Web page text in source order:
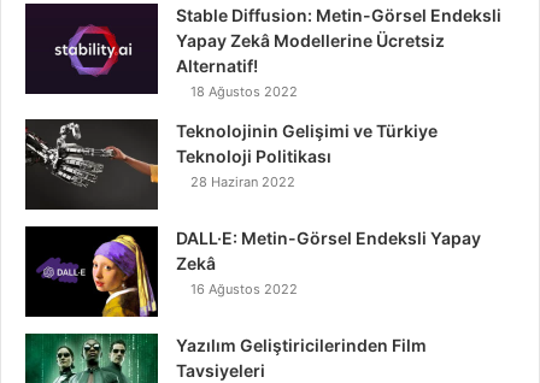
Stable Diffusion: Metin-Görsel Endeksli
Yapay Zekâ Modellerine Ücretsiz
Alternatif!
18 Ağustos 2022
Teknolojinin Gelişimi ve Türkiye
Teknoloji Politikası
28 Haziran 2022
DALL·E: Metin-Görsel Endeksli Yapay
Zekâ
16 Ağustos 2022
Yazılım Geliştiricilerinden Film
Tavsiyeleri